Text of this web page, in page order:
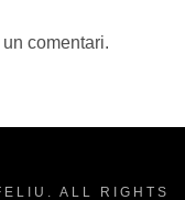
comentari.
. ALL RIGHTS